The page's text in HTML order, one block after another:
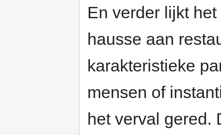
En verder lijkt
hausse aan
karakteristieke
mensen of
het verval gered.